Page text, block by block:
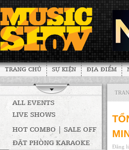
TRANG CHỦ SỰ KIỆN ĐỊA ĐIỂM
ALL EVENTS
LIVE SHOWS
HOT COMBO | SALE OFF
ĐẶT PHÒNG KARAOKE
Đăng